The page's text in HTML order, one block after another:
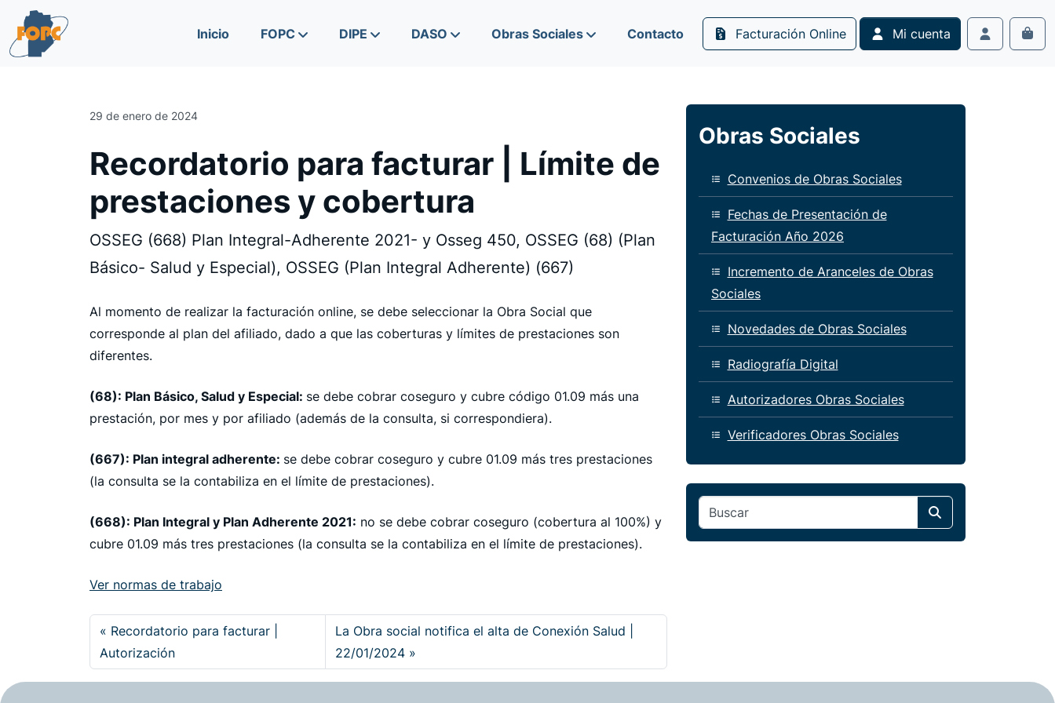
Skip to content
Skip to footer
Inicio
FOPC DIPE DASO Obras Sociales Contacto Facturación Online
Mi cuenta
Account
Cart
29 de enero de 2024
Recordatorio para facturar | Límite de
prestaciones y cobertura
OSSEG (668) Plan Integral-Adherente 2021- y Osseg 450, OSSEG (68) (Plan
Básico- Salud y Especial), OSSEG (Plan Integral Adherente) (667)
Al momento de realizar la facturación online, se debe seleccionar la Obra Social que
corresponde al plan del afiliado, dado a que las coberturas y límites de prestaciones son
diferentes.
(68): Plan Básico, Salud y Especial: se debe cobrar coseguro y cubre código 01.09 más una
prestación, por mes y por afiliado (además de la consulta, si correspondiera).
(667): Plan integral adherente: se debe cobrar coseguro y cubre 01.09 más tres prestaciones
(la consulta se la contabiliza en el límite de prestaciones).
(668): Plan Integral y Plan Adherente 2021: no se debe cobrar coseguro (cobertura al 100%) y
cubre 01.09 más tres prestaciones (la consulta se la contabiliza en el límite de prestaciones).
Ver normas de trabajo
Recordatorio para facturar |
Autorización
La Obra social notifica el alta de Conexión Salud |
22/01/2024
Obras Sociales
Convenios de Obras Sociales
Fechas de Presentación de
Facturación Año 2026
Incremento de Aranceles de Obras
Sociales
Novedades de Obras Sociales
Radiografía Digital
Autorizadores Obras Sociales
Verificadores Obras Sociales